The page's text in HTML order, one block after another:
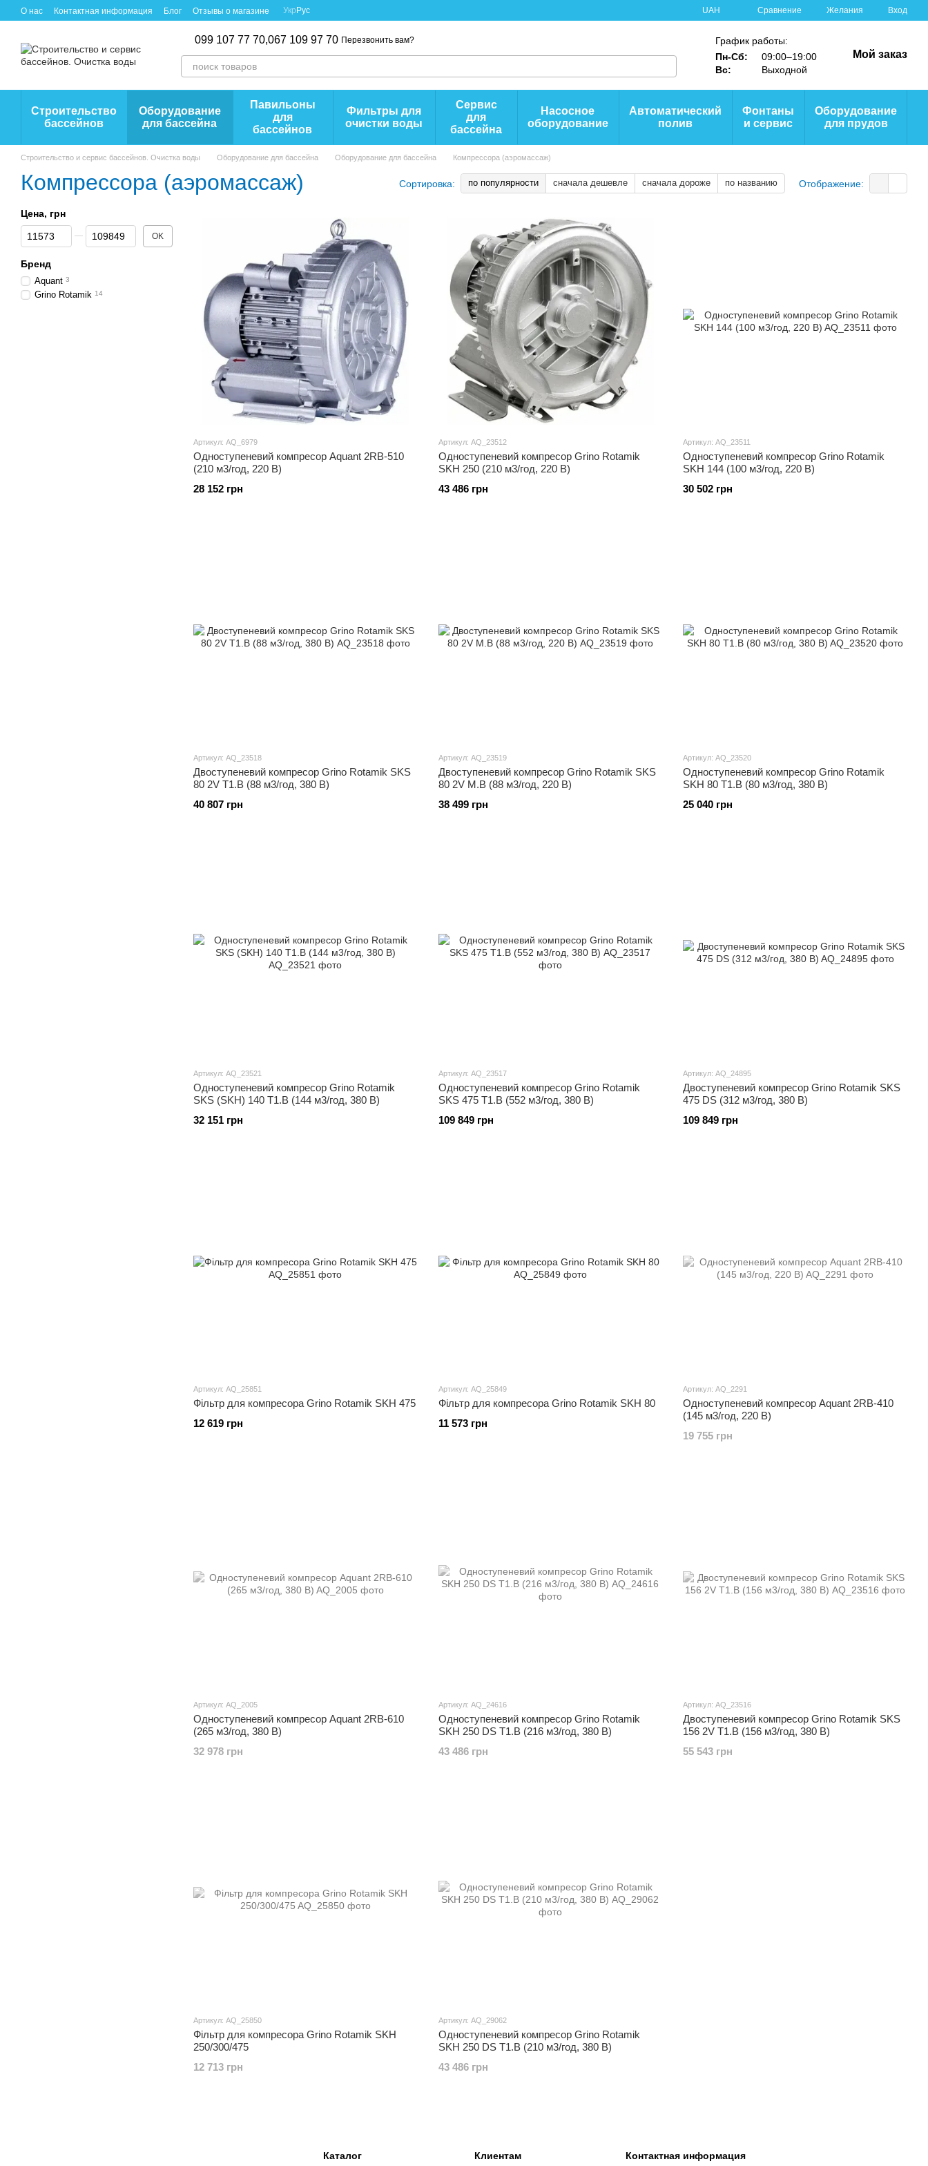
Перейти к основному контенту
О нас Контактная информация Блог Отзывы о магазине Укр Рус UAH Сравнение Желания Вход
099 107 77 70,067 109 97 70 Перезвонить вам?
График работы:
Пн-Сб:
09:00–19:00
Вс:
Выходной
Мой заказ
Строительство
бассейнов
Оборудование
для бассейна
Павильоны
для
бассейнов
Фильтры для
очистки воды
Сервис
для
бассейна
Насосное
оборудование
Автоматический
полив
Фонтаны
и сервис
Оборудование
для прудов
Строительство и сервис бассейнов. Очистка воды Оборудование для бассейна Оборудование для бассейна Компрессора (аэромассаж)
Компрессора (аэромассаж) Сортировка: по популярности сначала дешевле сначала дороже по названию Отображение:
Артикул: AQ_6979
Одноступеневий компресор Aquant 2RB-510
(210 м3/год, 220 B)
28 152 грн
Артикул: AQ_23512
Одноступеневий компресор Grino Rotamik
SKH 250 (210 м3/год, 220 В)
43 486 грн
Артикул: AQ_23511
Одноступеневий компресор Grino Rotamik
SKH 144 (100 м3/год, 220 В)
30 502 грн
Артикул: AQ_23518
Двоступеневий компресор Grino Rotamik SKS
80 2V T1.В (88 м3/год, 380 В)
40 807 грн
Артикул: AQ_23519
Двоступеневий компресор Grino Rotamik SKS
80 2V М.В (88 м3/год, 220 В)
38 499 грн
Артикул: AQ_23520
Одноступеневий компресор Grino Rotamik
SKH 80 Т1.B (80 м3/год, 380 В)
25 040 грн
Артикул: AQ_23521
Одноступеневий компресор Grino Rotamik
SKS (SKH) 140 Т1.B (144 м3/год, 380 В)
32 151 грн
Артикул: AQ_23517
Одноступеневий компресор Grino Rotamik
SKS 475 T1.В (552 м3/год, 380 В)
109 849 грн
Артикул: AQ_24895
Двоступеневий компресор Grino Rotamik SKS
475 DS (312 м3/год, 380 В)
109 849 грн
Артикул: AQ_25851
Фільтр для компресора Grino Rotamik SKH 475
12 619 грн
Артикул: AQ_25849
Фільтр для компресора Grino Rotamik SKH 80
11 573 грн
Артикул: AQ_2291
Одноступеневий компресор Aquant 2RB-410
(145 м3/год, 220 В)
19 755 грн
Артикул: AQ_2005
Одноступеневий компресор Aquant 2RB-610
(265 м3/год, 380 В)
32 978 грн
Артикул: AQ_24616
Одноступеневий компресор Grino Rotamik
SKH 250 DS T1.В (216 м3/год, 380 В)
43 486 грн
Артикул: AQ_23516
Двоступеневий компресор Grino Rotamik SKS
156 2V T1.В (156 м3/год, 380 В)
55 543 грн
Артикул: AQ_25850
Фільтр для компресора Grino Rotamik SKH
250/300/475
12 713 грн
Артикул: AQ_29062
Одноступеневий компресор Grino Rotamik
SKH 250 DS T1.В (210 м3/год, 380 В)
43 486 грн
Цена, грн
От Цена, грн
До Цена, грн OK
Бренд
Aquant 3
Grino Rotamik 14
Каталог Клиентам Контактная информация